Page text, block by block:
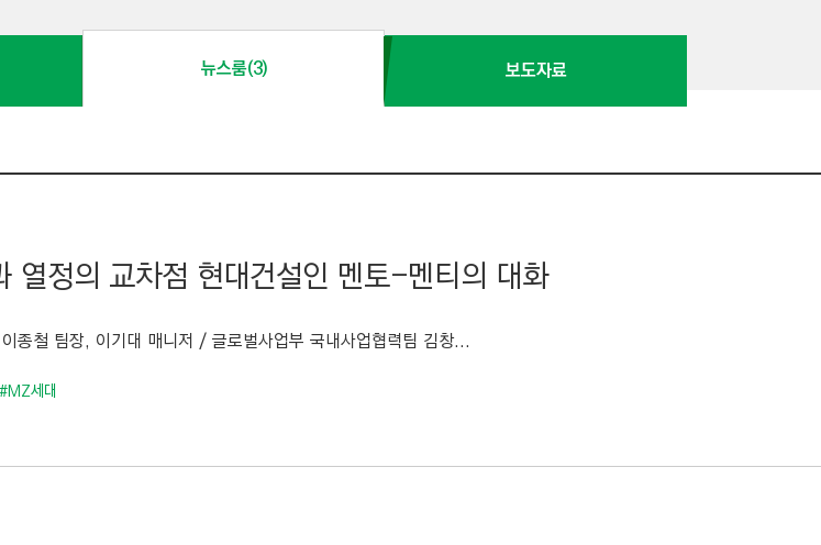
뉴스룸(3) 보도자료
열정의 교차점 현대건설인 멘토-멘티의 대화
종철 팀장, 이기대 매니저 / 글로벌사업부 국내사업협력팀 김창...
#MZ세대